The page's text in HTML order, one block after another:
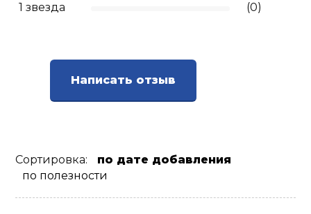
Эспандеры и
Пояса
1 звезда
(0)
Написать отзыв
Сортировка:
по дате добавления
по полезности